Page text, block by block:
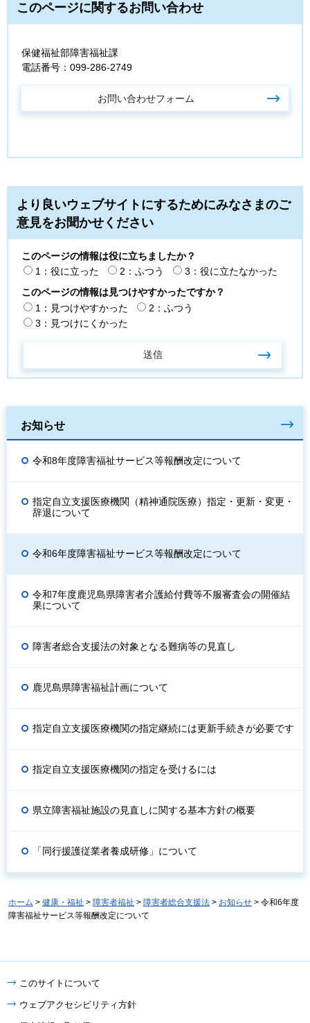
このページに関するお問い合わせ
保健福祉部障害福祉課
電話番号：099-286-2749
より良いウェブサイトにするためにみなさまのご
意見をお聞かせください
このページの情報は役に立ちましたか？
1：役に立った
2：ふつう
3：役に立たなかった
このページの情報は見つけやすかったですか？
1：見つけやすかった
2：ふつう
3：見つけにくかった
お知らせ
令和8年度障害福祉サービス等報酬改定について
指定自立支援医療機関（精神通院医療）指定・更新・変更・
辞退について
令和6年度障害福祉サービス等報酬改定について
令和7年度鹿児島県障害者介護給付費等不服審査会の開催結
果について
障害者総合支援法の対象となる難病等の見直し
鹿児島県障害福祉計画について
指定自立支援医療機関の指定継続には更新手続きが必要です
指定自立支援医療機関の指定を受けるには
県立障害福祉施設の見直しに関する基本方針の概要
「同行援護従業者養成研修」について
ホーム > 健康・福祉 > 障害者福祉 > 障害者総合支援法 > お知らせ > 令和6年度
障害福祉サービス等報酬改定について
このサイトについて
ウェブアクセシビリティ方針